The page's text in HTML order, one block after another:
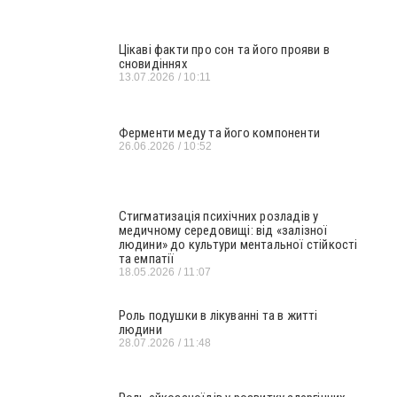
Цікаві факти про сон та його прояви в
сновидіннях
13.07.2026 10:11
Ферменти меду та його компоненти
26.06.2026 10:52
Стигматизація психічних розладів у
медичному середовищі: від «залізної
людини» до культури ментальної стійкості
та емпатії
18.05.2026 11:07
Роль подушки в лікуванні та в житті
людини
28.07.2026 11:48